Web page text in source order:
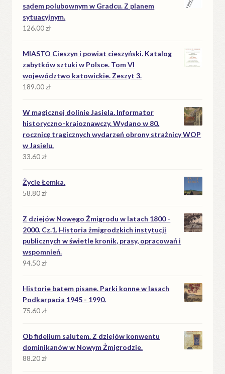
sądem polubownym w Gradcu. Z planem
sytuacyjnym.
126.00zł
MIASTO Cieszyn i powiat cieszyński. Katalog
zabytków sztuki w Polsce. Tom VI
województwo katowickie. Zeszyt 3.
189.00zł
W magicznej dolinie Jasiela. Informator
historyczno-krajoznawczy. Wydano w 80.
rocznicę tragicznych wydarzeń obrony strażnicy WOP
w Jasielu.
33.60zł
Życie Łemka.
58.80zł
Z dziejów Nowego Żmigrodu w latach 1800 -
2000. Cz.1. Historia żmigrodzkich instytucji
publicznych w świetle kronik, prasy, opracowań i
wspomnień.
94.50zł
Historie batem pisane. Parki konne w lasach
Podkarpacia 1945 - 1990.
75.60zł
Ob fidelium salutem. Z dziejów konwentu
dominikanów w Nowym Żmigrodzie.
88.20zł